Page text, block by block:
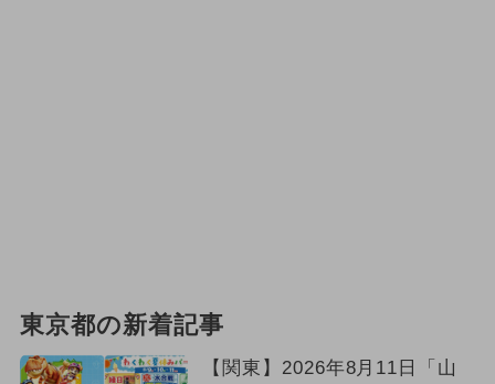
東京都の新着記事
【関東】2026年8月11日「山